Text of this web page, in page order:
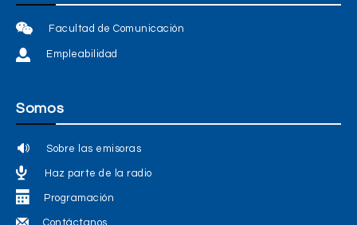
Facultad de Comunicación
Empleabilidad
Somos
Sobre las emisoras
Haz parte de la radio
Programación
Contáctanos